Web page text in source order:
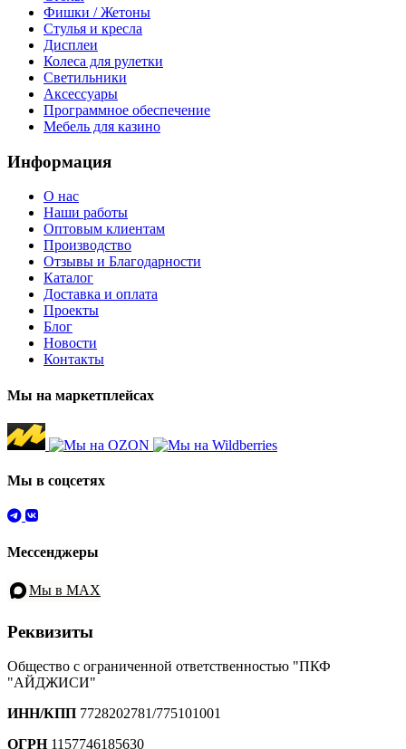
Фишки / Жетоны
Стулья и кресла
Дисплеи
Колеса для рулетки
Светильники
Аксессуары
Программное обеспечение
Мебель для казино
Информация
О нас
Наши работы
Оптовым клиентам
Производство
Отзывы и Благодарности
Каталог
Доставка и оплата
Проекты
Блог
Новости
Контакты
Мы на маркетплейсах
Мы в соцсетях
Мессенджеры
Мы в MAX
Реквизиты
Общество с ограниченной ответственностью "ПКФ
"АЙДЖИСИ"
ИНН/КПП 7728202781/775101001
ОГРН1157746185630